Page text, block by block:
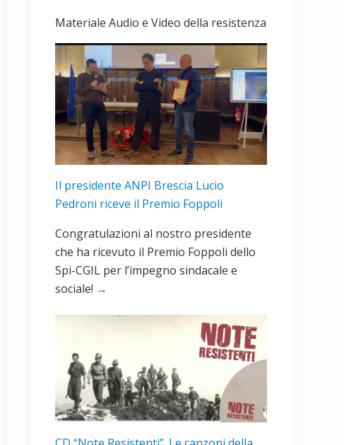
primaria
Materiale Audio e Video della resistenza
Il presidente ANPI Brescia Lucio
Pedroni riceve il Premio Foppoli
Congratulazioni al nostro presidente
che ha ricevuto il Premio Foppoli dello
Spi-CGIL per l’impegno sindacale e
sociale! →